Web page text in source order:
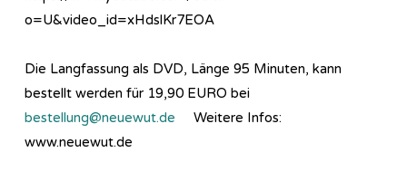
o=U&video_id=xHdslKr7EOA
Die Langfassung als DVD, Länge 95 Minuten, kann
bestellt werden für 19,90 EURO bei
bestellung@neuewut.de Weitere Infos:
www.neuewut.de